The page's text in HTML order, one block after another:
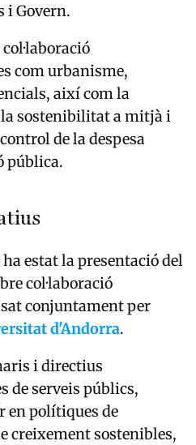
i Govern.
com urbanisme,
així com la
sostenibilitat a mitjà i
de la despesa
pública.
estat la presentació del
col·laboració
conjuntament per
d'Andorra.
i directius
de serveis públics,
en polítiques de
creixement sostenibles,